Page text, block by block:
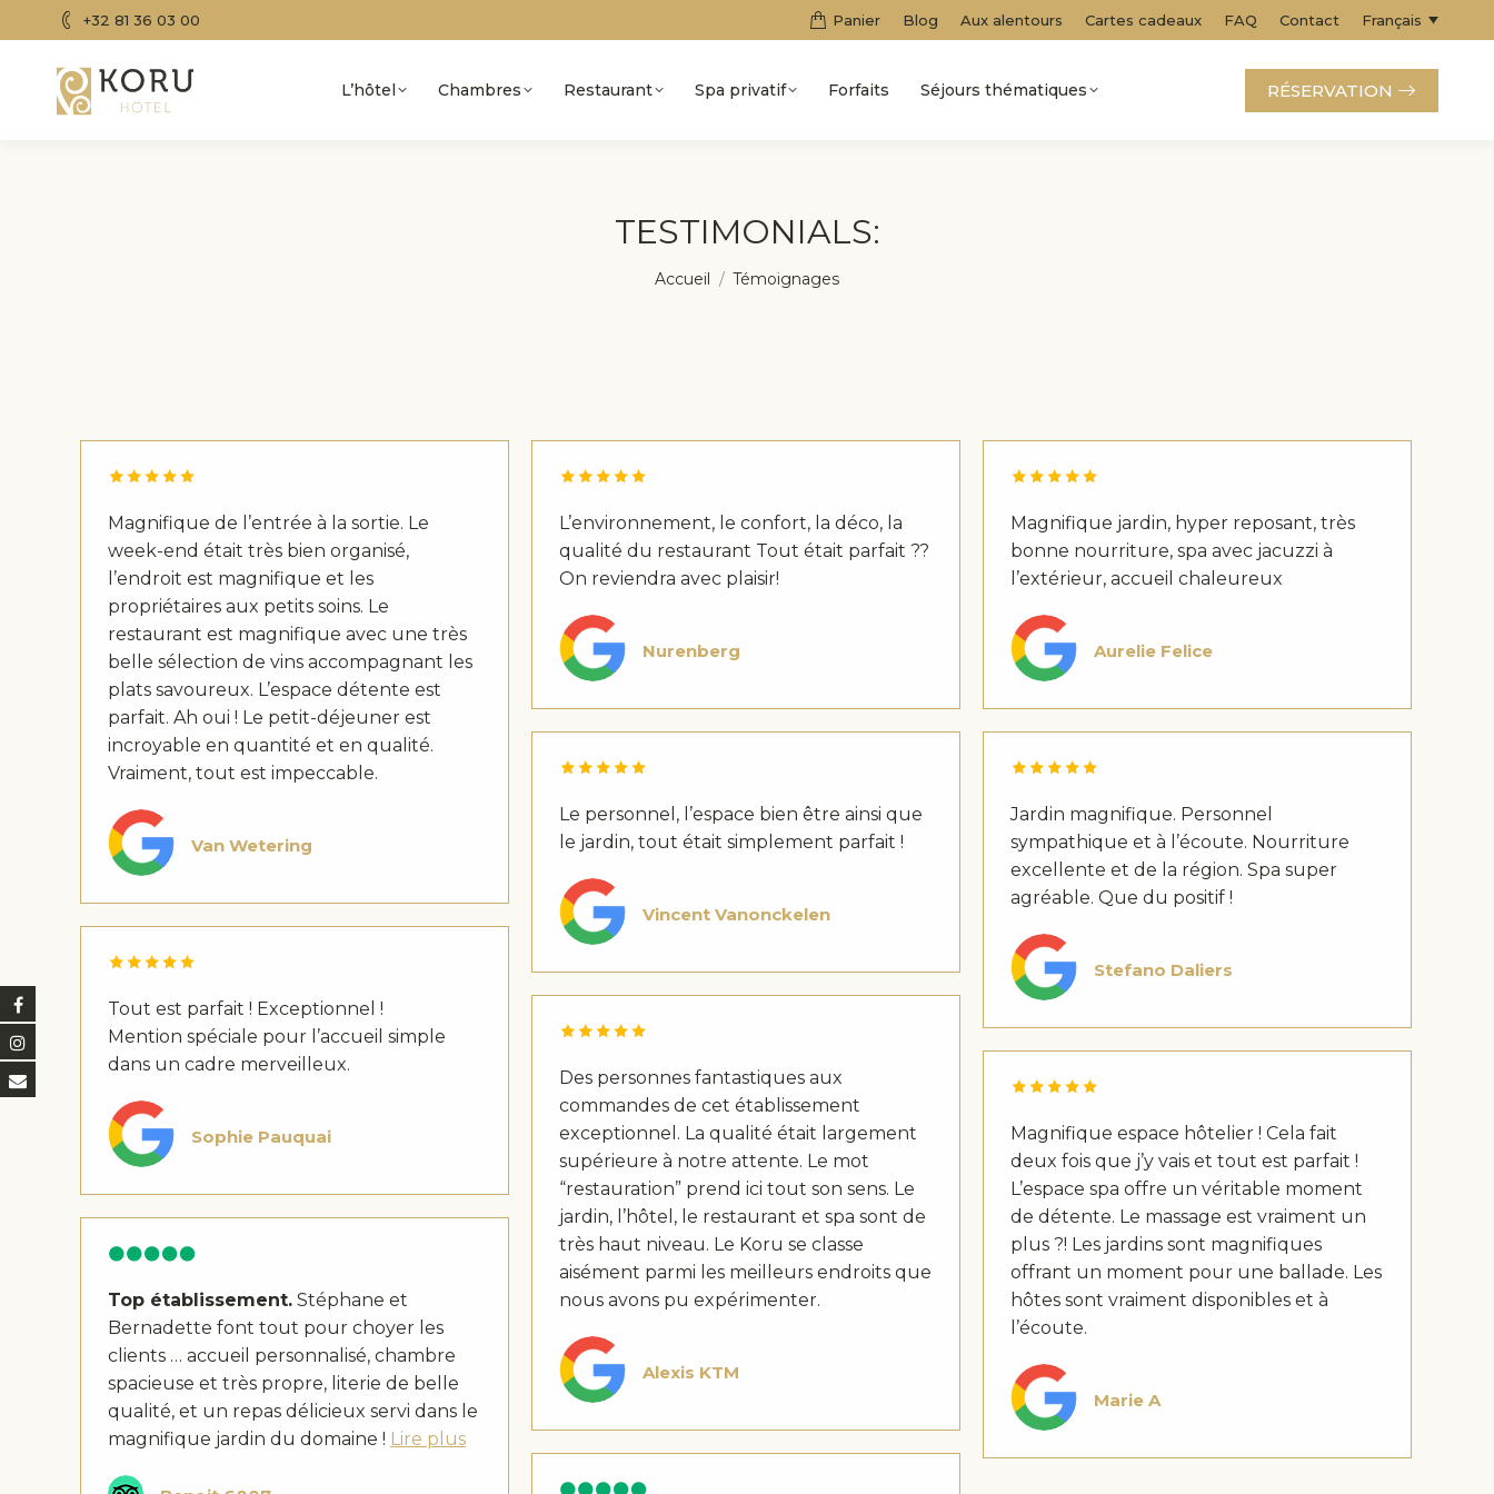
+32 81 36 03 00 Panier Blog Aux alentours Cartes cadeaux FAQ Contact Français
L’hôtel Chambres Restaurant Spa privatif Forfaits Séjours thématiques RÉSERVATION
TESTIMONIALS:
Vous êtes ici :
Accueil Témoignages
Magnifique de l’entrée à la sortie. Le
week-end était très bien organisé,
l’endroit est magnifique et les
propriétaires aux petits soins. Le
restaurant est magnifique avec une très
belle sélection de vins accompagnant les
plats savoureux. L’espace détente est
parfait. Ah oui ! Le petit-déjeuner est
incroyable en quantité et en qualité.
Vraiment, tout est impeccable.
Van Wetering
L’environnement, le confort, la déco, la
qualité du restaurant Tout était parfait ??
On reviendra avec plaisir!
Nurenberg
Magnifique jardin, hyper reposant, très
bonne nourriture, spa avec jacuzzi à
l’extérieur, accueil chaleureux
Aurelie Felice
Le personnel, l’espace bien être ainsi que
le jardin, tout était simplement parfait !
Vincent Vanonckelen
Jardin magnifique. Personnel
sympathique et à l’écoute. Nourriture
excellente et de la région. Spa super
agréable. Que du positif !
Stefano Daliers
Tout est parfait ! Exceptionnel !
Mention spéciale pour l’accueil simple
dans un cadre merveilleux.
Sophie Pauquai
Des personnes fantastiques aux
commandes de cet établissement
exceptionnel. La qualité était largement
supérieure à notre attente. Le mot
“restauration” prend ici tout son sens. Le
jardin, l’hôtel, le restaurant et spa sont de
très haut niveau. Le Koru se classe
aisément parmi les meilleurs endroits que
nous avons pu expérimenter.
Alexis KTM
Magnifique espace hôtelier ! Cela fait
deux fois que j’y vais et tout est parfait !
L’espace spa offre un véritable moment
de détente. Le massage est vraiment un
plus ?! Les jardins sont magnifiques
offrant un moment pour une ballade. Les
hôtes sont vraiment disponibles et à
l’écoute.
Marie A
Top établissement. Stéphane et
Bernadette font tout pour choyer les
clients … accueil personnalisé, chambre
spacieuse et très propre, literie de belle
qualité, et un repas délicieux servi dans le
magnifique jardin du domaine ! Lire plus